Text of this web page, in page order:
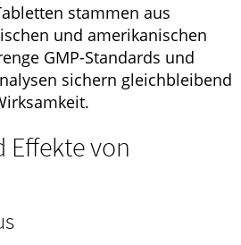
stammen aus
und amerikanischen
GMP-Standards und
sichern gleichbleibend
Effekte von